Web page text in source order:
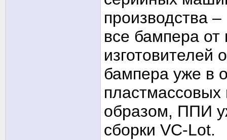
производства
все бампера
изготовителей
бампера уже в
образом, ППИ
сборки VC-Lot.